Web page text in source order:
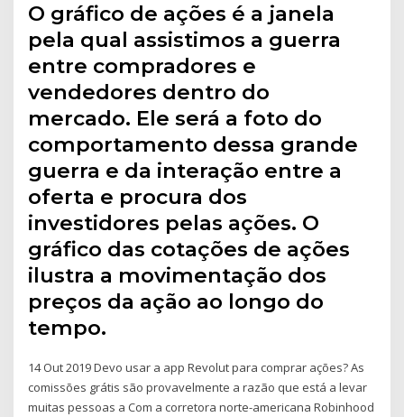
O gráfico de ações é a janela
pela qual assistimos a guerra
entre compradores e
vendedores dentro do
mercado. Ele será a foto do
comportamento dessa grande
guerra e da interação entre a
oferta e procura dos
investidores pelas ações. O
gráfico das cotações de ações
ilustra a movimentação dos
preços da ação ao longo do
tempo.
14 Out 2019 Devo usar a app Revolut para comprar ações? As
comissões grátis são provavelmente a razão que está a levar
muitas pessoas a Com a corretora norte-americana Robinhood